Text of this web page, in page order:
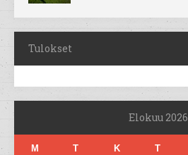
Tulokset
Elokuu 2026
M T K T